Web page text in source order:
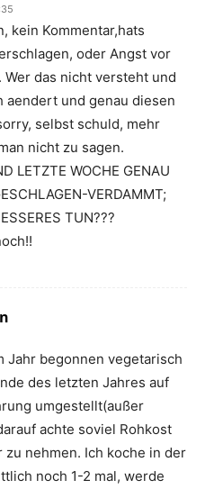
kein Kommentar,hats
oder Angst vor
das nicht versteht und
aendert und genau diesen
selbst schuld, mehr
nicht zu sagen.
LETZTE WOCHE GENAU
VERDAMMT;
TUN???
Jahr begonnen vegetarisch
des letzten Jahres auf
umgestellt(außer
achte soviel Rohkost
nehmen. Ich koche in der
noch 1-2 mal, werde